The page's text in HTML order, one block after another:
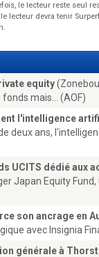
le lecteur reste seul
lecteur devra tenir
equity
mais... (AOF)
l'intelligence
deux ans,
UCITS dédié aux
Japan Equity Fund,
son ancrage en
avec Insignia
générale à